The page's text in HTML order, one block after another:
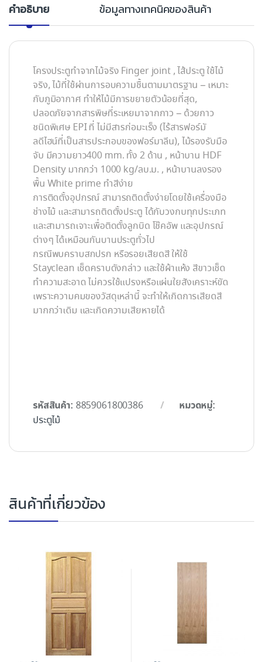
คำอธิบาย ข้อมูลทางเทคนิคของสินค้า
โครงประตูทำจากไม้จริง Finger joint , ไส้ประตู ใช้ไม้
จริง, ไม้ที่ใช้ผ่านการอบความชื้นตามมาตรฐาน – เหมาะ
กับภูมิอากาศ ทำให้ไม้มีการขยายตัวน้อยที่สุด,
ปลอดภัยจากสารพิษที่ระเหยมาจากกาว – ด้วยกาว
ชนิดพิเศษ EPI ที่ ไม่มีสารก่อมะเร็ง (ไร้สารฟอร์มั
ลดีไฮน์ที่เป็นสารประกอบของฟอร์มาลีน), ไม้รองรับมือ
จับ มีความยาว400 mm. ทั้ง 2 ด้าน , หน้าบาน HDF
Density มากกว่า 1000 kg/ลบ.ม. , หน้าบานลงรอง
พื้น White prime ทำสีง่าย
การติดตั้งอุปกรณ์ สามารถติดตั้งง่ายโดยใช้เครื่องมือ
ช่างไม้ และสามารถติดตั้งประตู ได้กับวงกบทุกประเภท
และสามารถเจาะเพื่อติดตั้งลูกบิด โช๊คอัพ และอุปกรณ์
ต่างๆ ได้เหมือนกันบานประตูทั่วไป
กรณีพบคราบสกปรก หรือรอยเสียดสี ให้ใช้
Stayclean เช็ดคราบดังกล่าว และใช้ผ้าแห้ง สีขาวเช็ด
ทำความสะอาด ไม่ควรใช้แปรงหรือแผ่นใยสังเคราะห์ขัด
เพราะความคมของวัสดุเหล่านี้ จะทำให้เกิดการเสียดสี
มากกว่าเดิม และเกิดความเสียหายได้
รหัสสินค้า: 8859061800386 หมวดหมู่:
ประตูไม้
สินค้าที่เกี่ยวข้อง